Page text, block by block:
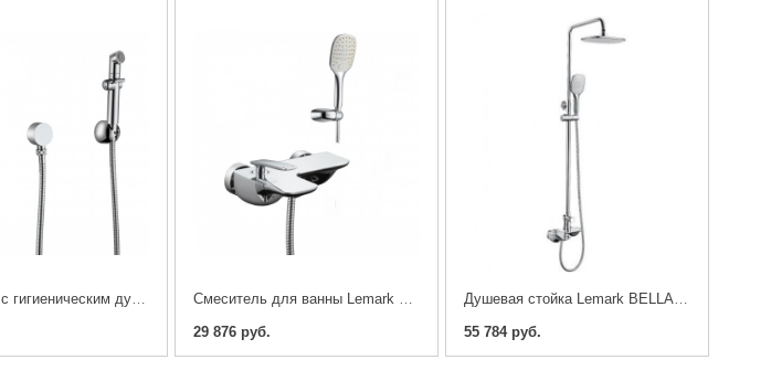
Cмеситель с гигиеническим душем, встраиваемый Lemark Bellario LM6819C
Cмеситель для ванны Lemark Bellario LM6802C
29 876 руб.
Душевая стойка Lemark BELLARIO LM6862C
55 784 руб.